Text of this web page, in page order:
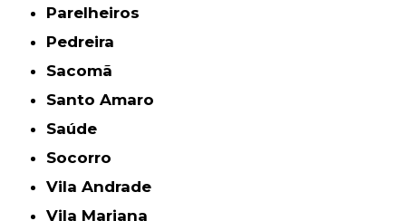
Parelheiros
Pedreira
Sacomã
Santo Amaro
Saúde
Socorro
Vila Andrade
Vila Mariana